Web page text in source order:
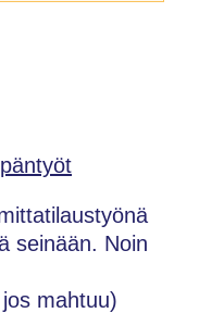
seinään. Noin
mahtuu)